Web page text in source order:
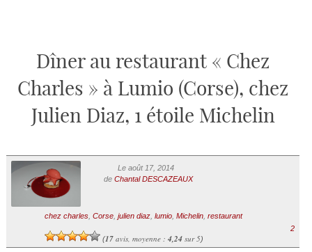
Dîner au restaurant « Chez
Charles » à Lumio (Corse), chez
Julien Diaz, 1 étoile Michelin
Le août 17, 2014
de Chantal DESCAZEAUX
chez charles, Corse, julien diaz, lumio, Michelin, restaurant
(17avis, moyenne : 4,24sur 5)
2